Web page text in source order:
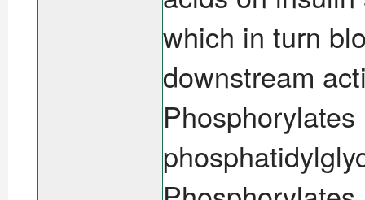
which in turn
downstream